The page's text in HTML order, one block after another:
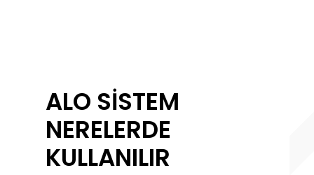
ALO SİSTEM
NERELERDE
KULLANILIR